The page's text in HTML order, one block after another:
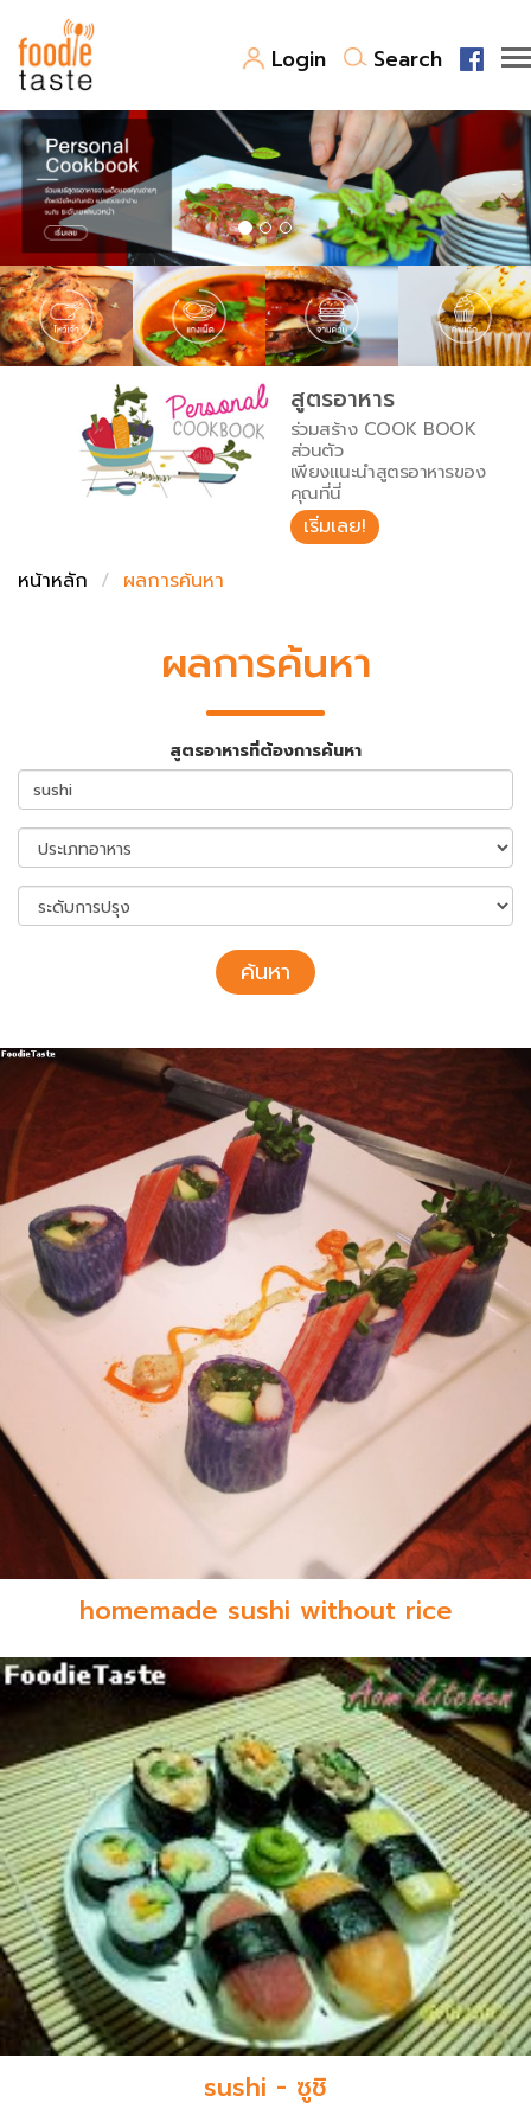
Login Search
สูตรอาหาร
สูตรอาหารล่าสุด
Top Foodie
พาไปชิม
สารพันก้นครัว
เคล็ดลับน่ารู้
เปรียบเทียบหน่วยการตวง
เปรียบเทียบอุณหภูมิ
เปรียบเทียบน้ำหนักวัตถุดิบ
FoodPedia
สร้าง Cookbook
สูตรอาหาร
ร่วมสร้าง COOK BOOK
ส่วนตัว
เพียงแนะนำสูตรอาหารของ
คุณที่นี่
เริ่มเลย!
หน้าหลัก
ผลการค้นหา
ผลการค้นหา
สูตรอาหารที่ต้องการค้นหา
ค้นหา
homemade sushi without rice
sushi - ซูชิ